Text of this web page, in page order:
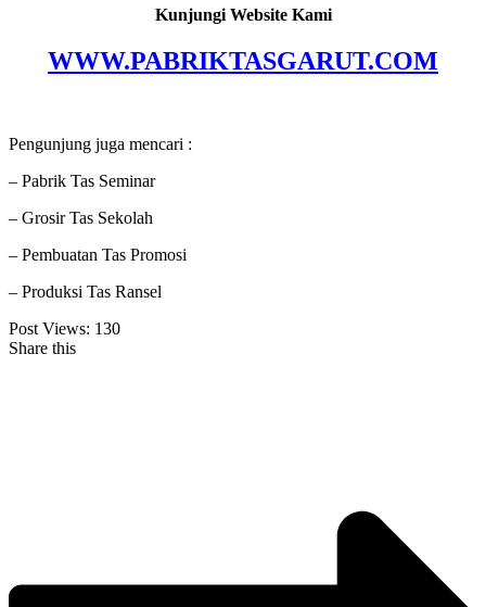
Kunjungi Website Kami
WWW.PABRIKTASGARUT.COM
Pengunjung juga mencari :
– Pabrik Tas Seminar
– Grosir Tas Sekolah
– Pembuatan Tas Promosi
– Produksi Tas Ransel
Post Views: 130
Share this